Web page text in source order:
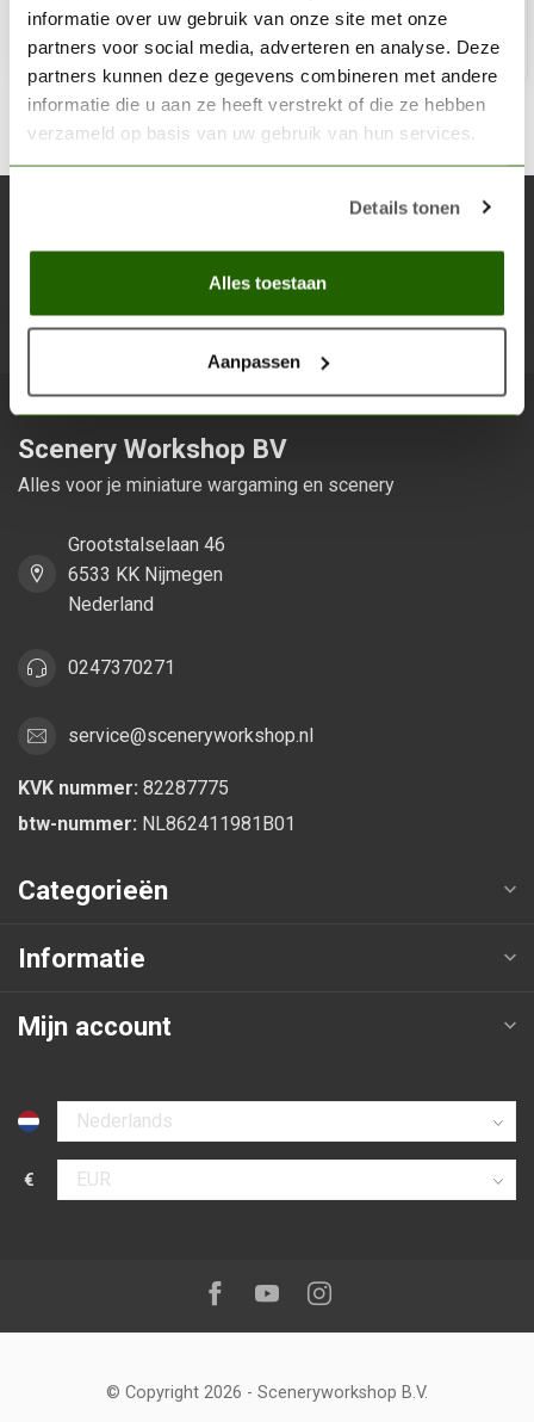
informatie over uw gebruik van onze site met onze
partners voor social media, adverteren en analyse. Deze
partners kunnen deze gegevens combineren met andere
informatie die u aan ze heeft verstrekt of die ze hebben
verzameld op basis van uw gebruik van hun services.
Details tonen
Alles toestaan
Aanpassen
Blijf op de hoogte over onze laatste acties
Scenery Workshop BV
Alles voor je miniature wargaming en scenery
Grootstalselaan 46
6533 KK Nijmegen
Nederland
0247370271
service@sceneryworkshop.nl
KVK nummer: 82287775
btw-nummer: NL862411981B01
Categorieën
Informatie
Mijn account
Selecteer taal
€
Selecteer valuta
Volg ons op:Facebook
YoutubeInstagram
© Copyright 2026 - Sceneryworkshop B.V.